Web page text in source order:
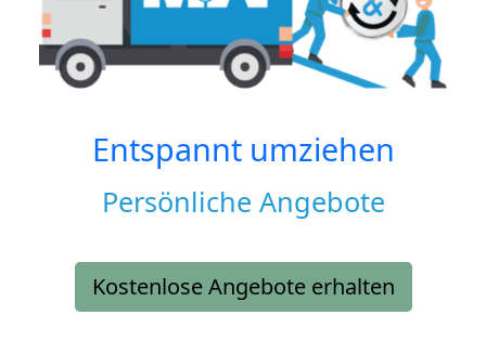
Entspannt umziehen
Persönliche Angebote
Kostenlose Angebote erhalten